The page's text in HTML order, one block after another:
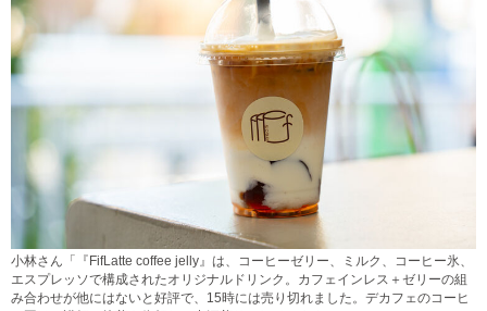
小林さん「『FifLatte coffee jelly』は、コーヒーゼリー、ミルク、コーヒー氷、
エスプレッソで構成されたオリジナルドリンク。カフェインレス＋ゼリーの組
み合わせが他にはないと好評で、15時には売り切れました。デカフェのコーヒ